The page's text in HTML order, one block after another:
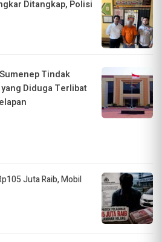
Ditangkap, Polisi
Tindak
Diduga Terlibat
Juta Raib, Mobil